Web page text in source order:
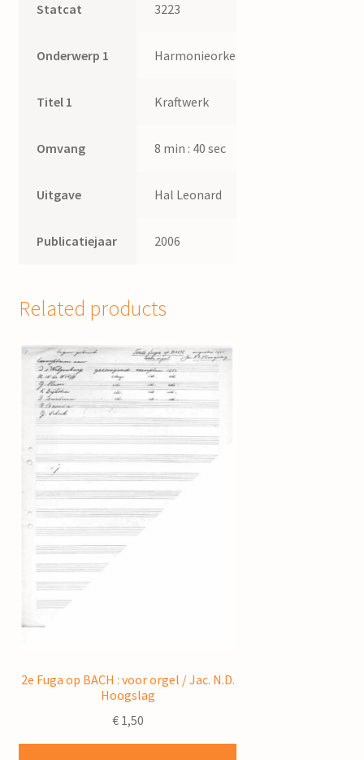
Statcat 3223
Onderwerp 1 Harmonieorkest
Titel 1 Kraftwerk
Omvang 8 min : 40 sec
Uitgave Hal Leonard
Publicatiejaar 2006
Related products
2e Fuga op BACH : voor orgel / Jac. N.D.
Hoogslag
€1,50